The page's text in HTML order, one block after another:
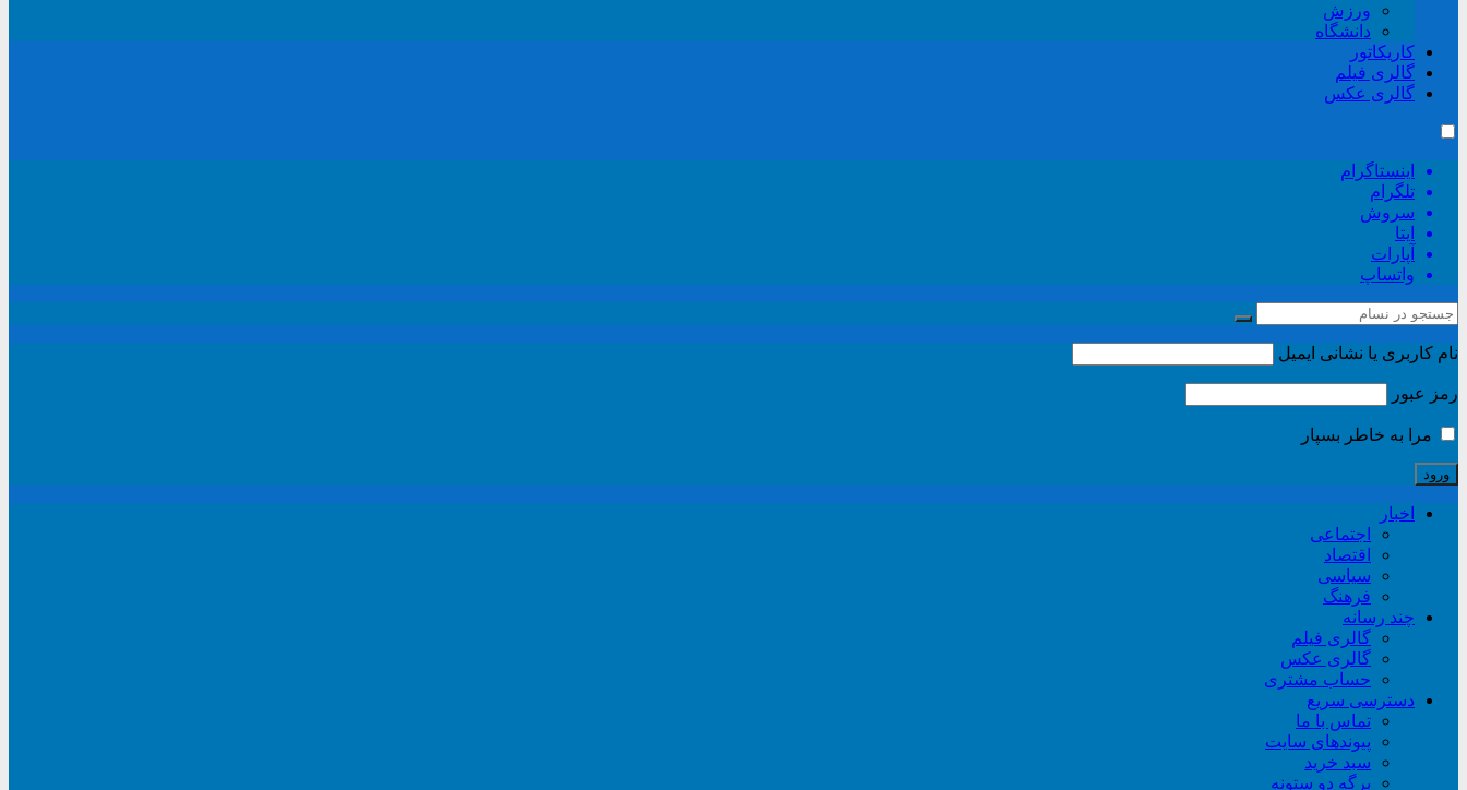
ورزش
دانشگاه
کاریکاتور
گالری فیلم
گالری عکس
اینستاگرام
تلگرام
سروش
ایتا
آپارات
واتساپ
نام کاربری یا نشانی ایمیل
رمز عبور
مرا به خاطر بسپار
اخبار
اجتماعی
اقتصاد
سیاسی
فرهنگ
چند رسانه
گالری فیلم
گالری عکس
حساب مشتری
دسترسی سریع
تماس با ما
پیوندهای سایت
سبد خريد
برگه دو ستونه